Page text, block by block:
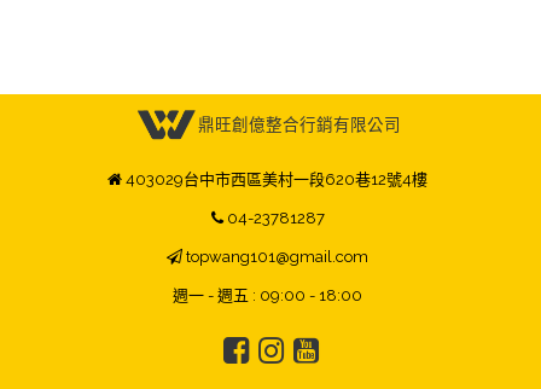
鼎旺創億整合行銷有限公司
403029台中市西區美村一段620巷12號4樓
04-23781287
topwang101@gmail.com
週一 - 週五 : 09:00 - 18:00